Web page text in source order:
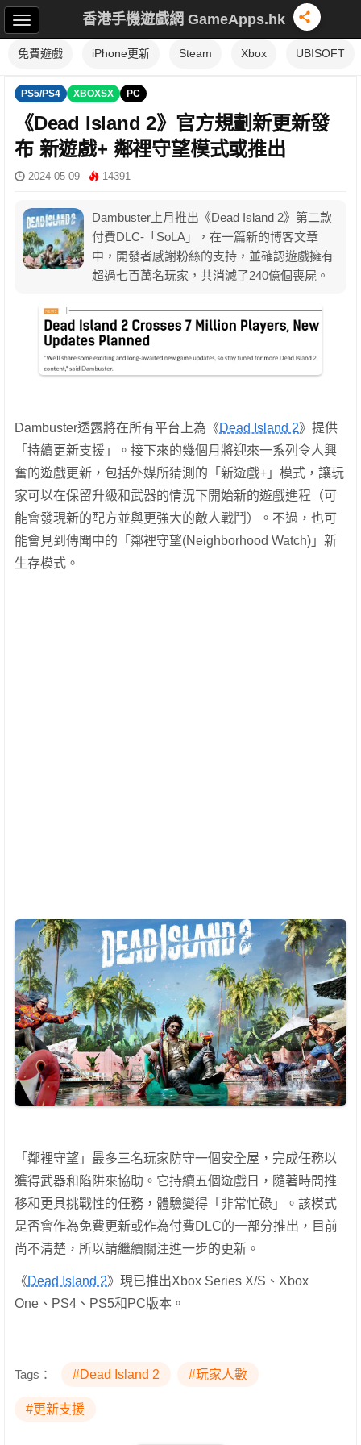
香港手機遊戲網 GameApps.hk
免費遊戲 iPhone更新 Steam Xbox UBISOFT
PS5/PS4 XBOXSX PC
《Dead Island 2》官方規劃新更新發
布 新遊戲+ 鄰裡守望模式或推出
2024-05-09 14391
Dambuster上月推出《Dead Island 2》第二款
付費DLC-「SoLA」，在一篇新的博客文章
中，開發者感謝粉絲的支持，並確認遊戲擁有
超過七百萬名玩家，共消滅了240億個喪屍。
Dambuster透露將在所有平台上為《Dead Island 2》提供
「持續更新支援」。接下來的幾個月將迎來一系列令人興
奮的遊戲更新，包括外媒所猜測的「新遊戲+」模式，讓玩
家可以在保留升級和武器的情況下開始新的遊戲進程（可
能會發現新的配方並與更強大的敵人戰鬥）。不過，也可
能會見到傳聞中的「鄰裡守望(Neighborhood Watch)」新
生存模式。
「鄰裡守望」最多三名玩家防守一個安全屋，完成任務以
獲得武器和陷阱來協助。它持續五個遊戲日，隨著時間推
移和更具挑戰性的任務，體驗變得「非常忙碌」。該模式
是否會作為免費更新或作為付費DLC的一部分推出，目前
尚不清楚，所以請繼續關注進一步的更新。
《Dead Island 2》現已推出Xbox Series X/S、Xbox
One、PS4、PS5和PC版本。
Tags： #Dead Island 2 #玩家人數
#更新支援